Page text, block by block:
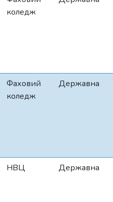
коледж
Фаховий
коледж
Державна
НВЦ Державна